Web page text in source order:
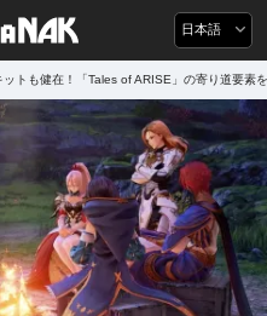
日本語
トも健在！「Tales of ARISE」の寄り道要素